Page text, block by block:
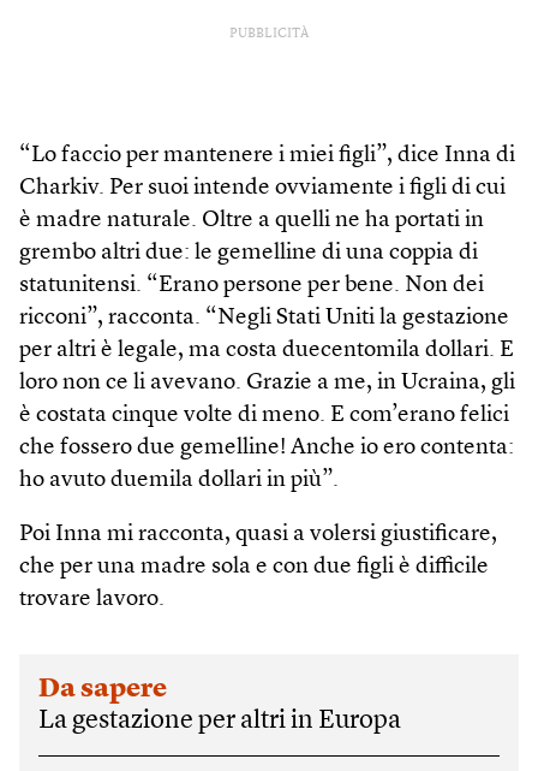
PUBBLICITÀ
“Lo faccio per mantenere i miei figli”, dice Inna di
Charkiv. Per suoi intende ovviamente i figli di cui
è madre naturale. Oltre a quelli ne ha portati in
grembo altri due: le gemelline di una coppia di
statunitensi. “Erano persone per bene. Non dei
ricconi”, racconta. “Negli Stati Uniti la gestazione
per altri è legale, ma costa duecentomila dollari. E
loro non ce li avevano. Grazie a me, in Ucraina, gli
è costata cinque volte di meno. E com’erano felici
che fossero due gemelline! Anche io ero contenta:
ho avuto duemila dollari in più”.
Poi Inna mi racconta, quasi a volersi giustificare,
che per una madre sola e con due figli è difficile
trovare lavoro.
Da sapere
La gestazione per altri in Europa